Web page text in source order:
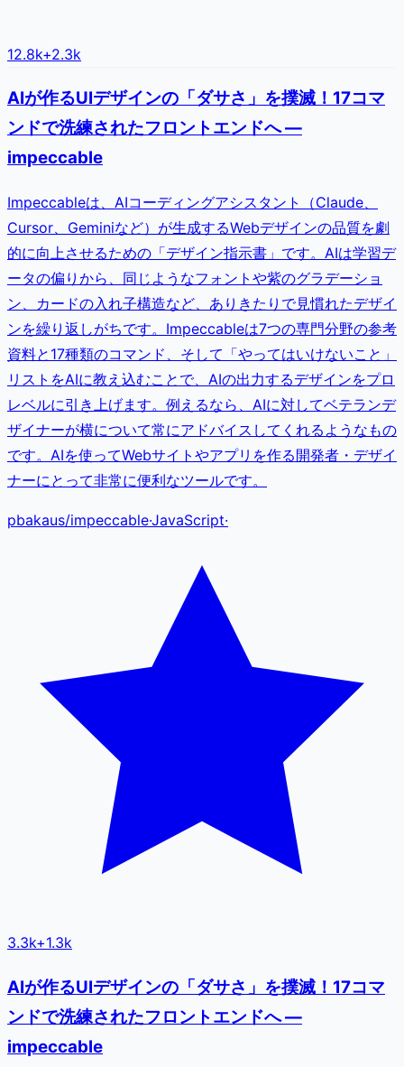
12.8k+2.3k
AIが作るUIデザインの「ダサさ」を撲滅！17コマ
ンドで洗練されたフロントエンドへ —
impeccable
Impeccableは、AIコーディングアシスタント（Claude、
Cursor、Geminiなど）が生成するWebデザインの品質を劇
的に向上させるための「デザイン指示書」です。AIは学習デ
ータの偏りから、同じようなフォントや紫のグラデーショ
ン、カードの入れ子構造など、ありきたりで見慣れたデザイ
ンを繰り返しがちです。Impeccableは7つの専門分野の参考
資料と17種類のコマンド、そして「やってはいけないこと」
リストをAIに教え込むことで、AIの出力するデザインをプロ
レベルに引き上げます。例えるなら、AIに対してベテランデ
ザイナーが横について常にアドバイスしてくれるようなもの
です。AIを使ってWebサイトやアプリを作る開発者・デザイ
ナーにとって非常に便利なツールです。
pbakaus/impeccable·JavaScript·
3.3k+1.3k
AIが作るUIデザインの「ダサさ」を撲滅！17コマ
ンドで洗練されたフロントエンドへ —
impeccable